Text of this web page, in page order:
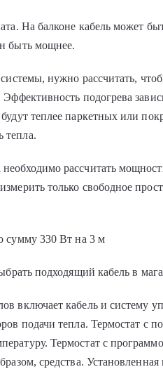
На балконе кабель может
быть мощнее.
нужно рассчитать,
Эффективность подогрева
теплее паркетных или
тепла.
рассчитать
только свободное
сумму 330 Вт на 3 м
подходящий кабель в
включает кабель и систему
подачи тепла. Термостат с
Термостат с
средства.